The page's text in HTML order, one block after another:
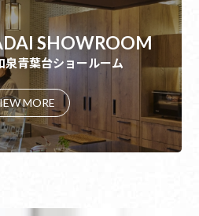
SHOWROOM
泉青葉台ショールーム
MORE